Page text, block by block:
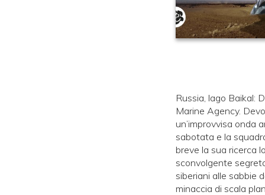
Russia, lago Baikal:
Marine Agency.
un’improvvisa onda
sabotata e la
breve la sua ricerca
sconvolgente
siberiani alle sabbie
minaccia di scala